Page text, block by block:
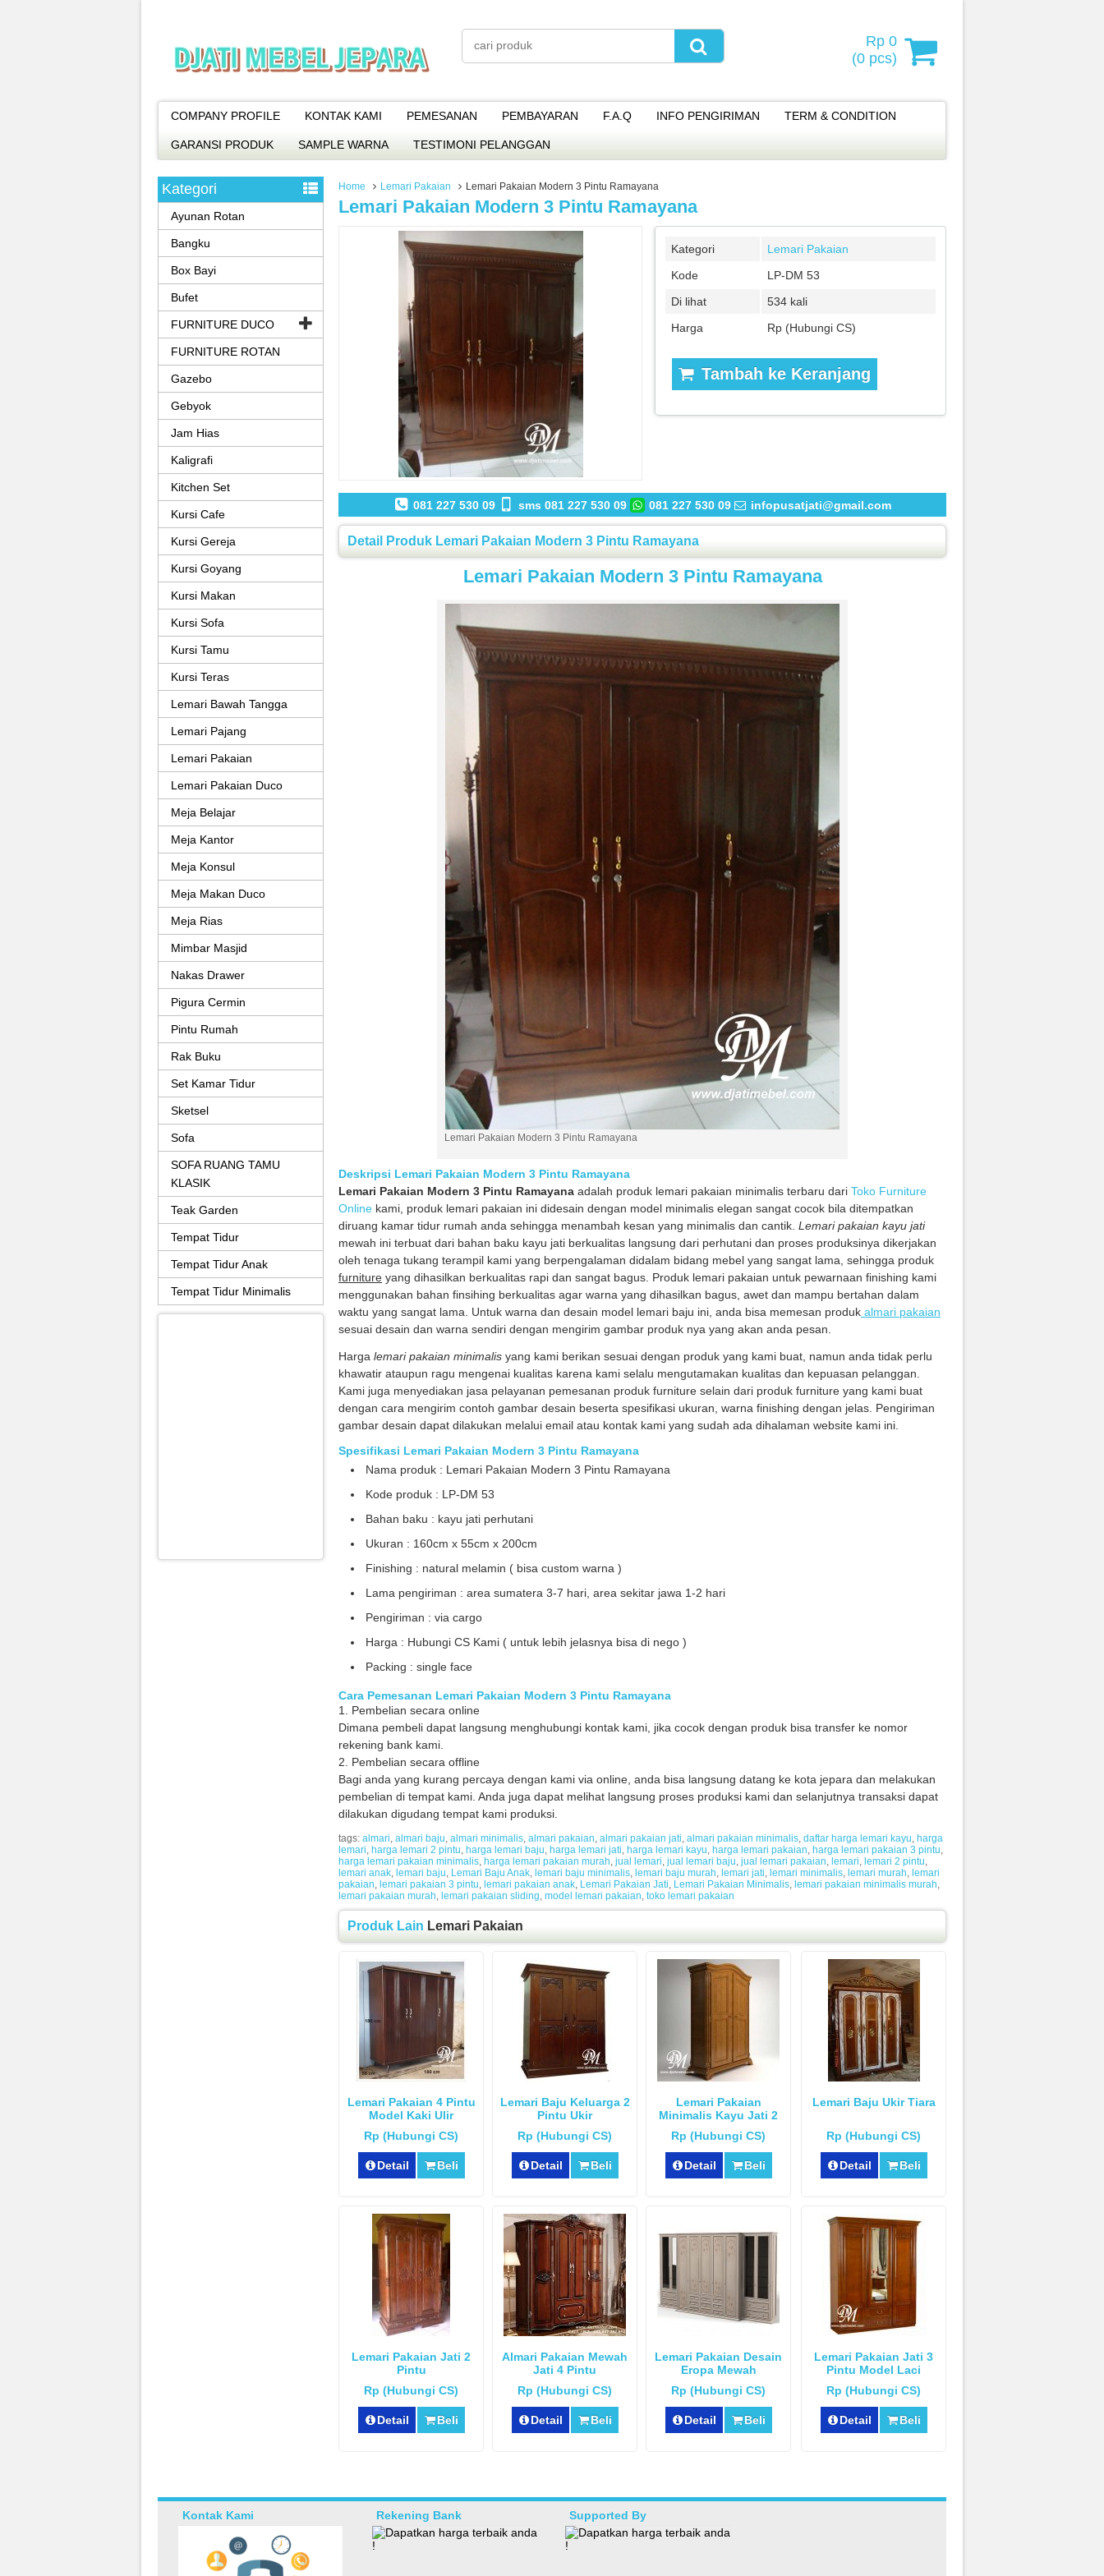
Rp 0
(0 pcs)
COMPANY PROFILE KONTAK KAMI PEMESANAN PEMBAYARAN F.A.Q INFO PENGIRIMAN TERM & CONDITION
GARANSI PRODUK SAMPLE WARNA TESTIMONI PELANGGAN
Home Lemari Pakaian Lemari Pakaian Modern 3 Pintu Ramayana
Lemari Pakaian Modern 3 Pintu Ramayana
Kategori
Lemari Pakaian
Kode
LP-DM 53
Di lihat
534 kali
Harga
Rp (Hubungi CS)
Tambah ke Keranjang
081 227 530 09 sms 081 227 530 09 081 227 530 09 infopusatjati@gmail.com
Detail Produk Lemari Pakaian Modern 3 Pintu Ramayana
Lemari Pakaian Modern 3 Pintu Ramayana
Lemari Pakaian Modern 3 Pintu Ramayana
Deskripsi Lemari Pakaian Modern 3 Pintu Ramayana
Lemari Pakaian Modern 3 Pintu Ramayana adalah produk lemari pakaian minimalis terbaru dari Toko Furniture
Online kami, produk lemari pakaian ini didesain dengan model minimalis elegan sangat cocok bila ditempatkan
diruang kamar tidur rumah anda sehingga menambah kesan yang minimalis dan cantik. Lemari pakaian kayu jati
mewah ini terbuat dari bahan baku kayu jati berkualitas langsung dari perhutani dan proses produksinya dikerjakan
oleh tenaga tukang terampil kami yang berpengalaman didalam bidang mebel yang sangat lama, sehingga produk
furniture yang dihasilkan berkualitas rapi dan sangat bagus. Produk lemari pakaian untuk pewarnaan finishing kami
menggunakan bahan finsihing berkualitas agar warna yang dihasilkan bagus, awet dan mampu bertahan dalam
waktu yang sangat lama. Untuk warna dan desain model lemari baju ini, anda bisa memesan produk almari pakaian
sesuai desain dan warna sendiri dengan mengirim gambar produk nya yang akan anda pesan.
Harga lemari pakaian minimalis yang kami berikan sesuai dengan produk yang kami buat, namun anda tidak perlu
khawatir ataupun ragu mengenai kualitas karena kami selalu mengutamakan kualitas dan kepuasan pelanggan.
Kami juga menyediakan jasa pelayanan pemesanan produk furniture selain dari produk furniture yang kami buat
dengan cara mengirim contoh gambar desain beserta spesifikasi ukuran, warna finishing dengan jelas. Pengiriman
gambar desain dapat dilakukan melalui email atau kontak kami yang sudah ada dihalaman website kami ini.
Spesifikasi Lemari Pakaian Modern 3 Pintu Ramayana
Nama produk : Lemari Pakaian Modern 3 Pintu Ramayana
Kode produk : LP-DM 53
Bahan baku : kayu jati perhutani
Ukuran : 160cm x 55cm x 200cm
Finishing : natural melamin ( bisa custom warna )
Lama pengiriman : area sumatera 3-7 hari, area sekitar jawa 1-2 hari
Pengiriman : via cargo
Harga : Hubungi CS Kami ( untuk lebih jelasnya bisa di nego )
Packing : single face
Cara Pemesanan Lemari Pakaian Modern 3 Pintu Ramayana
1. Pembelian secara online
Dimana pembeli dapat langsung menghubungi kontak kami, jika cocok dengan produk bisa transfer ke nomor
rekening bank kami.
2. Pembelian secara offline
Bagi anda yang kurang percaya dengan kami via online, anda bisa langsung datang ke kota jepara dan melakukan
pembelian di tempat kami. Anda juga dapat melihat langsung proses produksi kami dan selanjutnya transaksi dapat
dilakukan digudang tempat kami produksi.
tags: almari, almari baju, almari minimalis, almari pakaian, almari pakaian jati, almari pakaian minimalis, daftar harga lemari kayu, harga
lemari, harga lemari 2 pintu, harga lemari baju, harga lemari jati, harga lemari kayu, harga lemari pakaian, harga lemari pakaian 3 pintu,
harga lemari pakaian minimalis, harga lemari pakaian murah, jual lemari, jual lemari baju, jual lemari pakaian, lemari, lemari 2 pintu,
lemari anak, lemari baju, Lemari Baju Anak, lemari baju minimalis, lemari baju murah, lemari jati, lemari minimalis, lemari murah, lemari
pakaian, lemari pakaian 3 pintu, lemari pakaian anak, Lemari Pakaian Jati, Lemari Pakaian Minimalis, lemari pakaian minimalis murah,
lemari pakaian murah, lemari pakaian sliding, model lemari pakaian, toko lemari pakaian
Produk Lain Lemari Pakaian
Lemari Pakaian 4 Pintu
Model Kaki Ulir
Rp (Hubungi CS)
Detail Beli
Lemari Baju Keluarga 2
Pintu Ukir
Rp (Hubungi CS)
Detail Beli
Lemari Pakaian
Minimalis Kayu Jati 2
Rp (Hubungi CS)
Detail Beli
Lemari Baju Ukir Tiara
Rp (Hubungi CS)
Detail Beli
Lemari Pakaian Jati 2
Pintu
Rp (Hubungi CS)
Detail Beli
Almari Pakaian Mewah
Jati 4 Pintu
Rp (Hubungi CS)
Detail Beli
Lemari Pakaian Desain
Eropa Mewah
Rp (Hubungi CS)
Detail Beli
Lemari Pakaian Jati 3
Pintu Model Laci
Rp (Hubungi CS)
Detail Beli
Kategori
Ayunan Rotan
Bangku
Box Bayi
Bufet
FURNITURE DUCO
FURNITURE ROTAN
Gazebo
Gebyok
Jam Hias
Kaligrafi
Kitchen Set
Kursi Cafe
Kursi Gereja
Kursi Goyang
Kursi Makan
Kursi Sofa
Kursi Tamu
Kursi Teras
Lemari Bawah Tangga
Lemari Pajang
Lemari Pakaian
Lemari Pakaian Duco
Meja Belajar
Meja Kantor
Meja Konsul
Meja Makan Duco
Meja Rias
Mimbar Masjid
Nakas Drawer
Pigura Cermin
Pintu Rumah
Rak Buku
Set Kamar Tidur
Sketsel
Sofa
SOFA RUANG TAMU
KLASIK
Teak Garden
Tempat Tidur
Tempat Tidur Anak
Tempat Tidur Minimalis
Kontak Kami Rekening Bank Supported By